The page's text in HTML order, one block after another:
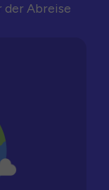
der Abreise